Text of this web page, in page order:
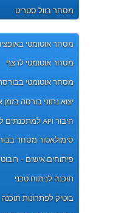
מסחר בוול סטריט
מסחר אוטומטי
מסחר אוטומטי לרצף
מסחר אוטומטי
יצוא נתוני בורסה
חיבור API למתכנתים לבורסה
סימולאטור מסחר
פיתוחים אישים -
תוכנה לניתוח טכני
בוטיק לפתרונות תוכנה